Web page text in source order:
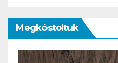
Megkóstoltuk